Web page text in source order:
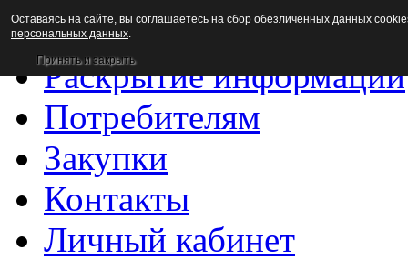
Новости
Раскрытие информации
Потребителям
Закупки
Контакты
Личный кабинет
Оставаясь на сайте, вы соглашаетесь на сбор обезличенных данных
персональных данных.
Принять и закрыть